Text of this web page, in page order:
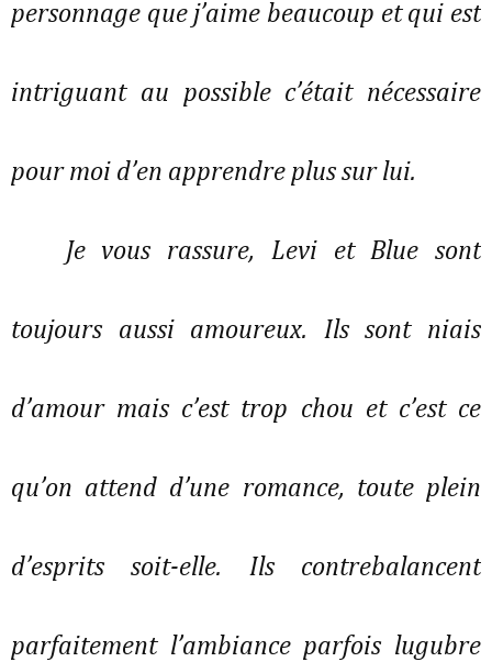
personnage que j’aime beaucoup et qui est
intriguant au possible c’était nécessaire
pour moi d’en apprendre plus sur lui.
Je vous rassure, Levi et Blue sont
toujours aussi amoureux. Ils sont niais
d’amour mais c’est trop chou et c’est ce
qu’on attend d’une romance, toute plein
d’esprits soit-elle. Ils contrebalancent
parfaitement l’ambiance parfois lugubre